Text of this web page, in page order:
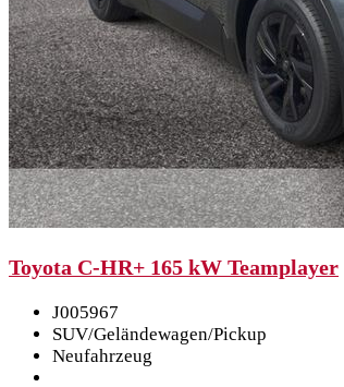
Toyota C-HR+ 165 kW Teamplayer
J005967
SUV/Geländewagen/Pickup
Neufahrzeug